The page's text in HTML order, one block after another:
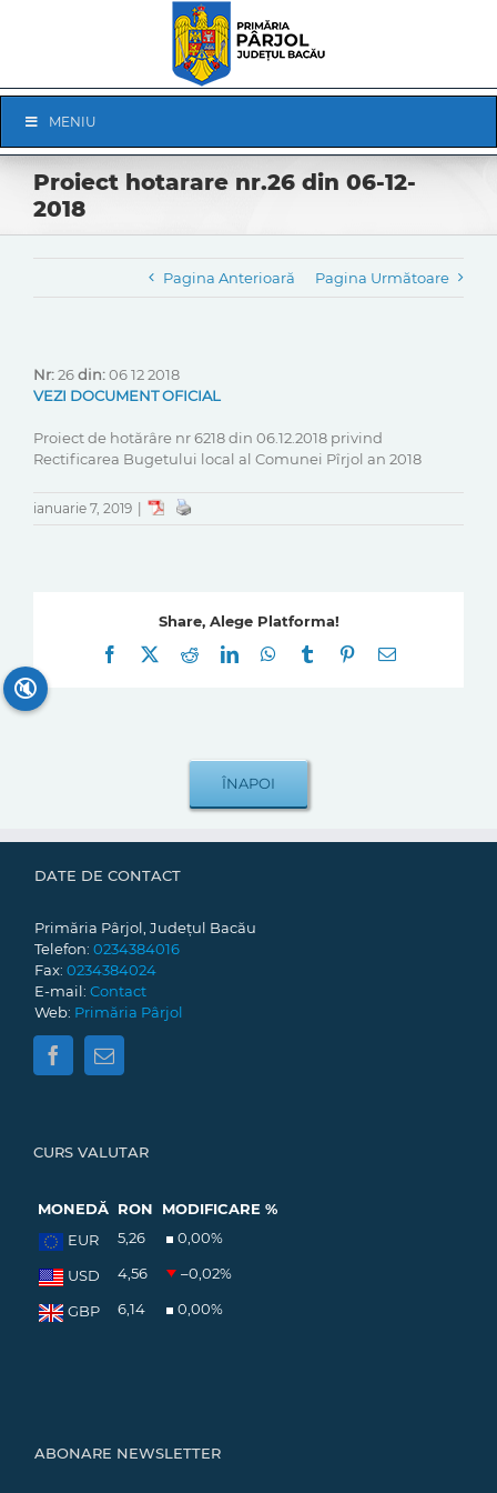
Navigation
MENIU
Proiect hotarare nr.26 din 06-12-
2018
Pagina Anterioară Pagina Următoare
Nr:26din:06 12 2018
VEZI DOCUMENT OFICIAL
Proiect de hotărâre nr 6218 din 06.12.2018 privind
Rectificarea Bugetului local al Comunei Pîrjol an 2018
ianuarie 7, 2019
Share, Alege Platforma!
Facebook
RedditLinkedInWhatsApp
Tumblr Pinterest
E-
DATE DE CONTACT
Primăria Pârjol, Județul Bacău
Telefon: 0234384016
Fax: 0234384024
E-mail: Contact
Web: Primăria Pârjol
CURS VALUTAR
MONEDĂ RON
MODIFICARE %
EUR
5,26 0,00%
USD 4,56 –0,02%
GBP 6,14 0,00%
ABONARE NEWSLETTER
🔇